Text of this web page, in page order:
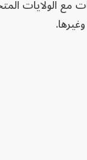
مع الولايات